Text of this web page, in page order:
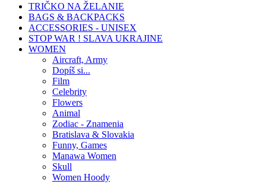
TRIČKO NA ŽELANIE
BAGS & BACKPACKS
ACCESSORIES - UNISEX
STOP WAR ! SLAVA UKRAJINE
WOMEN
Aircraft, Army
Dopíš si...
Film
Celebrity
Flowers
Animal
Zodiac - Znamenia
Bratislava & Slovakia
Funny, Games
Manawa Women
Skull
Women Hoody